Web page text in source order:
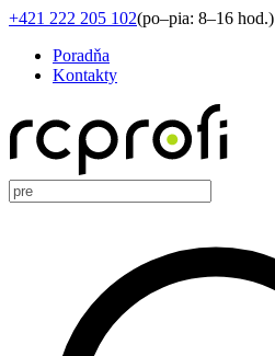
+421 222 205 102(po–pia: 8–16 hod.)
Poradňa
Kontakty